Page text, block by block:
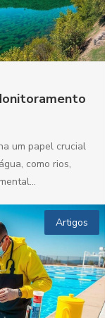
um papel crucial
como rios,
Artigos